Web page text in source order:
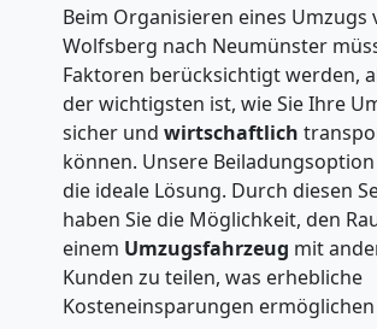
Beim Organisieren eines Umzugs
Wolfsberg nach Neumünster
Faktoren berücksichtigt werden,
der wichtigsten ist, wie Sie Ihre
sicher und wirtschaftlich
können. Unsere
die ideale Lösung. Durch diesen
haben Sie die Möglichkeit, den
einem Umzugsfahrzeug mit
Kunden zu teilen, was erhebliche
Kosteneinsparungen